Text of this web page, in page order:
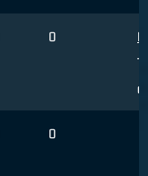
0
0